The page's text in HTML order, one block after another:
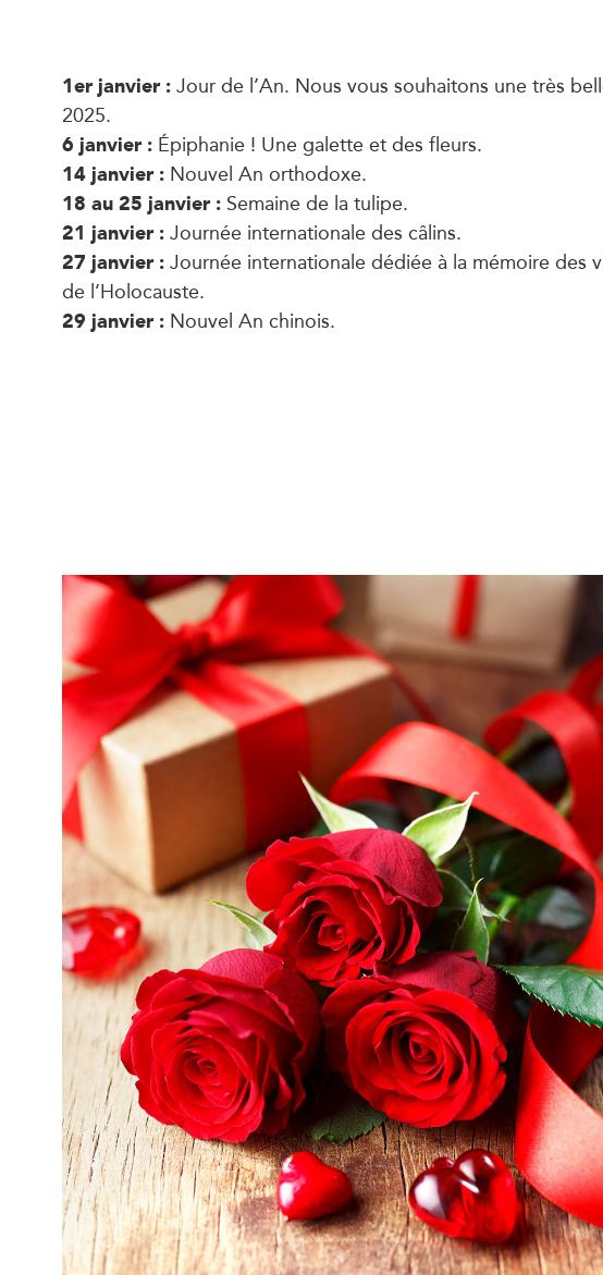
1er janvier :Jour de l’An. Nous vous souhaitons une très
2025.
6 janvier : Épiphanie ! Une galette et des fleurs.
14 janvier : Nouvel An orthodoxe.
18 au 25 janvier : Semaine de la tulipe.
21 janvier :Journée internationale des câlins.
27 janvier :Journée internationale dédiée à la mémoire des
de l’Holocauste.
29 janvier : Nouvel An chinois.